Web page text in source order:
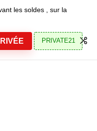
les soldes , sur la
PRIVATE21